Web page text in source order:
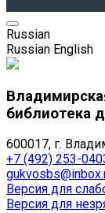
Russian
Russian English
библиотека
600017, г.
+7 (492) 253-
Версия для
Версия для